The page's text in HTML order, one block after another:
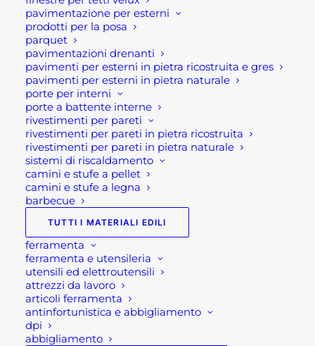
pavimentazione per esterni
prodotti per la posa
parquet
pavimentazioni drenanti
pavimenti per esterni in pietra ricostruita e gres
pavimenti per esterni in pietra naturale
porte per interni
porte a battente interne
rivestimenti per pareti
rivestimenti per pareti in pietra ricostruita
rivestimenti per pareti in pietra naturale
sistemi di riscaldamento
camini e stufe a pellet
camini e stufe a legna
barbecue
TUTTI I MATERIALI EDILI
ferramenta
ferramenta e utensileria
utensili ed elettroutensili
attrezzi da lavoro
articoli ferramenta
antinfortunistica e abbigliamento
dpi
abbigliamento
soluzioni di telai scorrevoli
finiture: vetro, legno e grezze. Proponiamo
soluzioni per ogni spazi curvo, piccolo e ridotto in
cui sembra impossibile l’inserimento di una porta.
Inoltre completa l’offerta di vendita un accurato e
completo servizio di posa, affiancando ai semplici
serramenti anche il controtelaio adatto, e
il montaggio.
Infine presso il nostro magazzino di Brembate
sopra potrete trovare diversi soluzioni e
abbinamenti di maniglia adatte a qualsiasi tipo di
porta. Da maniglie con forme classiche e
tradizionali a modelli di design e più moderni.
Se stai cercando “porte Bergamo”, “porte interne”,
“porte scorrevoli”, “porte a battente o a scrigno”, e
hai bisogno di maniglie per porte da interno a
Bergamo e la nostra ferramenta e centro edile è a